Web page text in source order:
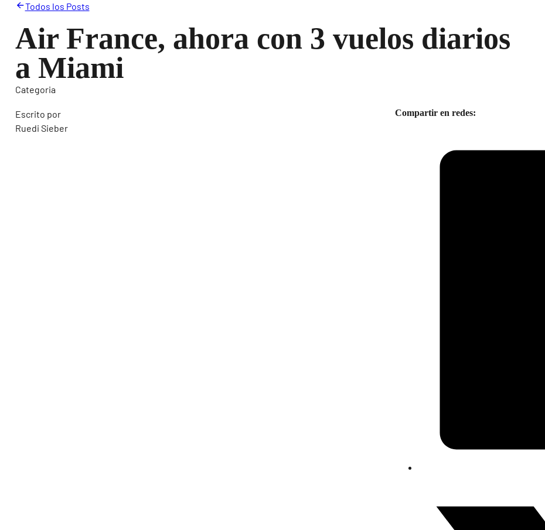
Todos los Posts
Air France, ahora con 3 vuelos diarios
a Miami
Categoria
Escrito por
Ruedi Sieber
Compartir en redes: